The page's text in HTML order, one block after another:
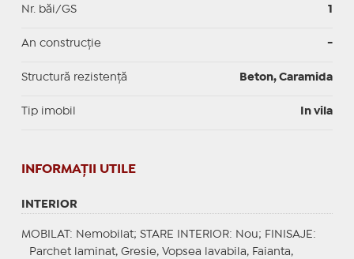
Nr. băi/GS 1
An construcție -
Structură rezistență Beton, Caramida
Tip imobil In vila
INFORMAŢII UTILE
INTERIOR
MOBILAT : Nemobilat; STARE INTERIOR: Nou; FINISAJE :
Parchet laminat, Gresie, Vopsea lavabila, Faianta,